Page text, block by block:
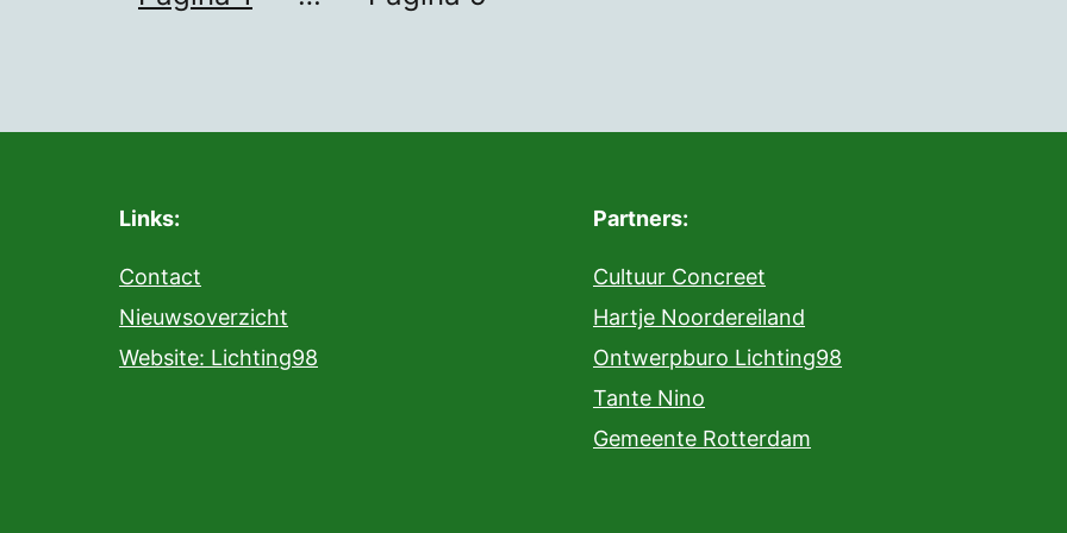
Links:
Contact
Nieuwsoverzicht
Website: Lichting98
Partners:
Cultuur Concreet
Hartje Noordereiland
Ontwerpburo Lichting98
Tante Nino
Gemeente Rotterdam